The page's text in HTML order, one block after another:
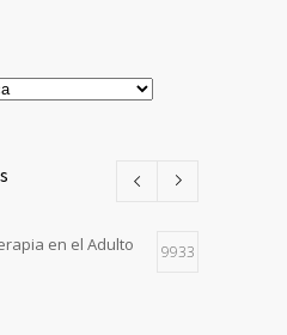
en el Adulto
9933